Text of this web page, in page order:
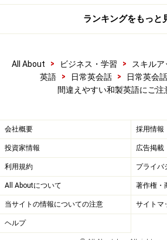
ランキングをもっと
All About > ビジネス・学習 > スキルア
英語
> 日常英会話 > 日常英会
間違えやすい和製英語にご注
会社概要 採用情報
投資家情報 広告掲載
利用規約 プライバ
All Aboutについて 著作権・
当サイトの情報についての注意 サイトマ
ヘルプ